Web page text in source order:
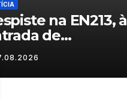
na EN213, à
de